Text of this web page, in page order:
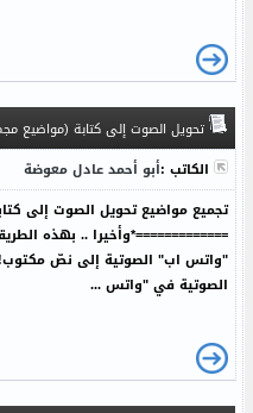
تحويل الصوت إلى كتابة (مواضيع
الكاتب :أبو أحمد عادل معوضة
=============*وأخيرا .. بهذه
"واتس اب" الصوتية إلى نصّ
الصوتية في "واتس ...